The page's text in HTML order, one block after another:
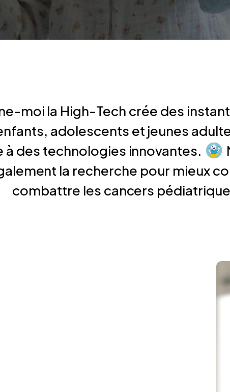
moi la High-Tech crée des
adolescents et jeunes
à des technologies innovantes.
la recherche pour mieux
combattre les cancers